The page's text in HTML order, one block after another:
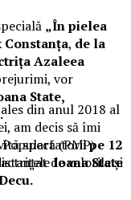
din anul 2018 al
am decis să îmi
(PMP)
de valorile și
„În pielea
Constanța, de la
Azaleea
vor
State,
spectatoriipe 12
Ioana State